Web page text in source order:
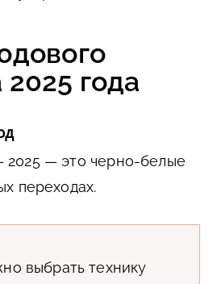
года
— это черно-белые
переходах.
выбрать технику